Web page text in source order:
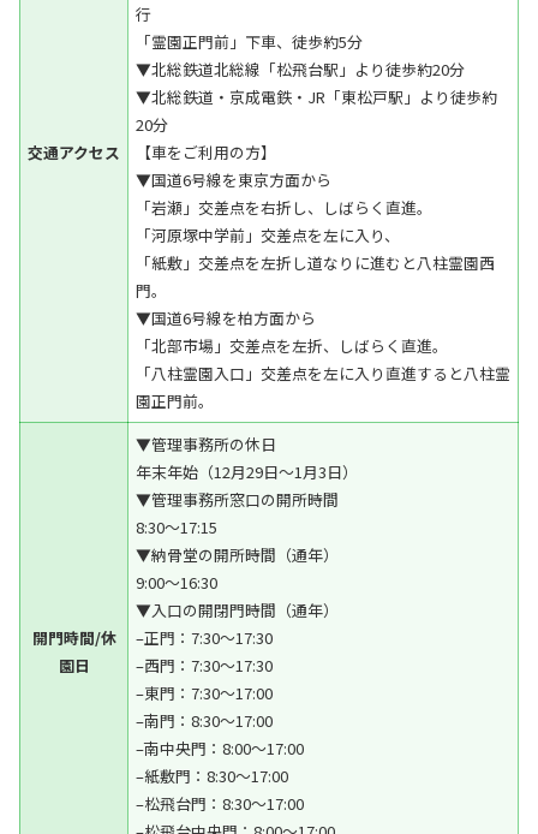
交通アクセス
行
「霊園正門前」下車、徒歩約5分
▼北総鉄道北総線「松飛台駅」より徒歩約20分
▼北総鉄道・京成電鉄・JR「東松戸駅」より徒歩約
20分
【車をご利用の方】
▼国道6号線を東京方面から
「岩瀬」交差点を右折し、しばらく直進。
「河原塚中学前」交差点を左に入り、
「紙敷」交差点を左折し道なりに進むと八柱霊園西
門。
▼国道6号線を柏方面から
「北部市場」交差点を左折、しばらく直進。
「八柱霊園入口」交差点を左に入り直進すると八柱霊
園正門前。
開門時間/休
園日
▼管理事務所の休日
年末年始（12月29日～1月3日）
▼管理事務所窓口の開所時間
8:30～17:15
▼納骨堂の開所時間（通年）
9:00～16:30
▼入口の開閉門時間（通年）
–正門：7:30～17:30
–西門：7:30～17:30
–東門：7:30～17:00
–南門：8:30～17:00
–南中央門：8:00～17:00
–紙敷門：8:30～17:00
–松飛台門：8:30～17:00